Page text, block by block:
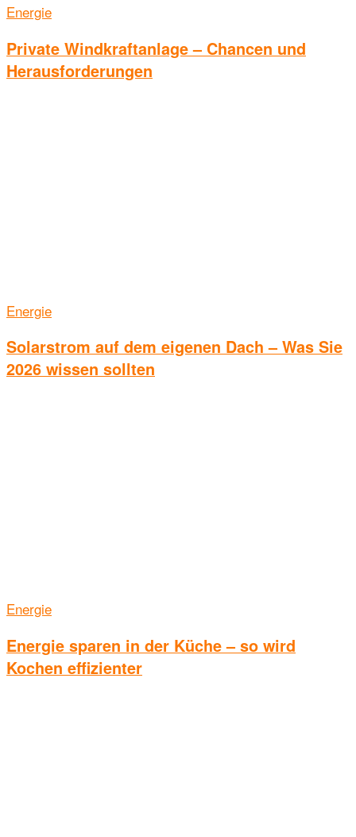
Energie
Private Windkraftanlage – Chancen und
Herausforderungen
Energie
Solarstrom auf dem eigenen Dach – Was Sie
2026 wissen sollten
Energie
Energie sparen in der Küche – so wird
Kochen effizienter